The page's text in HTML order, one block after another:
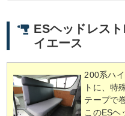
ESヘッドレス
イエース
200系ハ
トに、特
テープで
このESヘ